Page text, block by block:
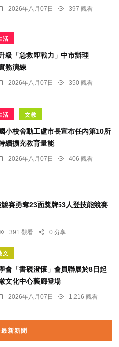
2026年八月07日
397 觀看
活
級「急救即戰力」中市辦理
務演練
2026年八月07日
350 觀看
活 文教
小校舍動工盧市長宣布任內第10所
續擴充教育量能
2026年八月07日
406 觀看
賽勇奪23面獎牌53人登技能競賽
391 觀看 0 分享
文
會「書硯澄懷」會員聯展於8日起
文化中心藝廊登場
2026年八月07日
1,216 觀看
新新聞